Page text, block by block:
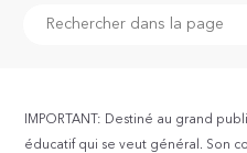
IMPORTANT: Destiné au grand
éducatif qui se veut général. Son